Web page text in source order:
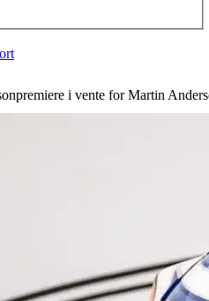
i vente for Martin